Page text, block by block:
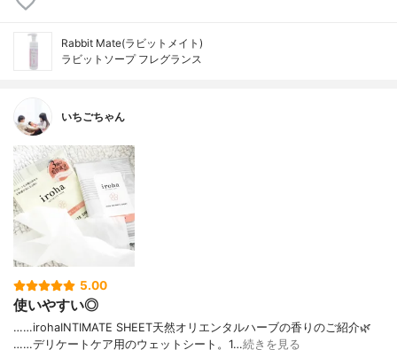
Rabbit Mate(ラビットメイト)
ラビットソープ フレグランス
いちごちゃん
5.00
使いやすい◎
……⁡⁡iroha⁡⁡INTIMATE SHEET⁡⁡天然オリエンタルハーブの香り⁡⁡のご紹介🌿‬
⁡⁡……⁡⁡⁡デリケートケア用の⁡⁡ウェットシート。⁡⁡⁡⁡1…続きを見る